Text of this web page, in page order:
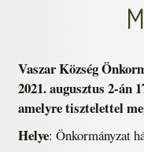
Vaszar Község
2021. augusztus 2-án
amelyre tisztelettel
Helye: Önkormányzat